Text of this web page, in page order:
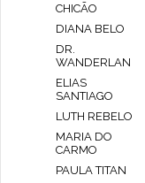
CHICÃO
DIANA BELO
DR.
WANDERLAN
ELIAS
SANTIAGO
LUTH REBELO
MARIA DO
CARMO
PAULA TITAN